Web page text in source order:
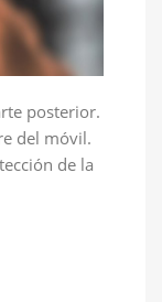
posterior.
del móvil.
de la